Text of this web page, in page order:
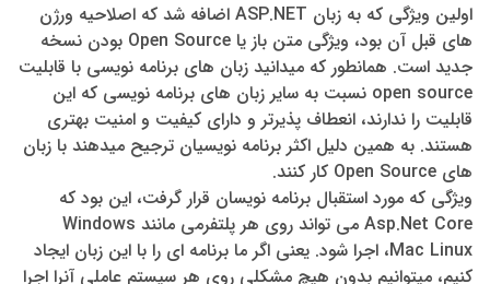
اولین ویژگی که به زبان ASP.NET اضافه شد که اصلاحیه ورژن
های قبل آن بود، ویژگی متن باز یا Open Source بودن نسخه
جدید است. همانطور که میدانید زبان های برنامه نویسی با قابلیت
open source نسبت به سایر زبان های برنامه نویسی که این
قابلیت را ندارند، انعطاف پذیرتر و دارای کیفیت و امنیت بهتری
هستند. به همین دلیل اکثر برنامه نویسیان ترجیح میدهند با زبان
های Open Source کار کنند.
ویژگی که مورد استقبال برنامه نویسان قرار گرفت، این بود که
Asp.Net Core می تواند روی هر پلتفرمی مانند Windows
،Mac Linux اجرا شود. یعنی اگر ما برنامه ای را با این زبان ایجاد
کنیم، میتوانیم بدون هیچ مشکلی روی هر سیستم عاملی آنرا اجرا